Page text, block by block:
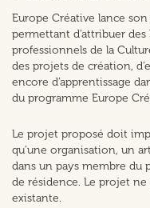
Europe Créative lance
permettant d’attribuer
professionnels de la
des projets de création,
encore d’apprentissage
du programme Europe
Le projet proposé doit
qu’une organisation, un
dans un pays membre du
de résidence. Le projet
existante.